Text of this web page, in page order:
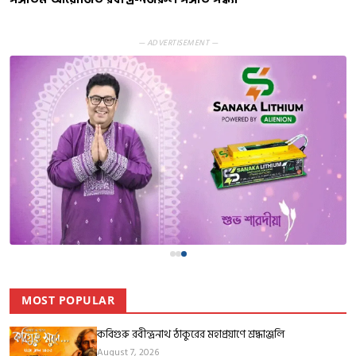
— ADVERTISEMENT —
MOST POPULAR
কবিগুরু রবীন্দ্রনাথ ঠাকুরের মহাপ্রয়াণে শ্রদ্ধাঞ্জলি
August 7, 2026